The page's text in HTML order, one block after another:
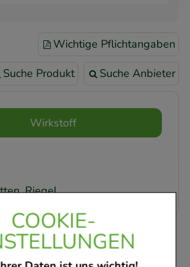
COOKIE-
Wichtige Pflichtangaben
Suche Produkt Suche Anbieter
Wirkstoff
Riegel